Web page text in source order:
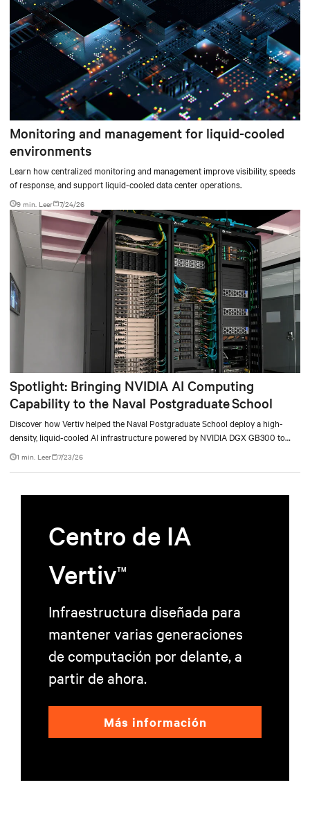
Monitoring and management for liquid-cooled
environments
Learn how centralized monitoring and management improve visibility, speeds
of response, and support liquid-cooled data center operations.
9 min. Leer 7/24/26
Spotlight: Bringing NVIDIA AI Computing
Capability to the Naval Postgraduate School
Discover how Vertiv helped the Naval Postgraduate School deploy a high-
density, liquid-cooled AI infrastructure powered by NVIDIA DGX GB300 to
accelerate AI research, education, and mission-critical innovation.
1 min. Leer 7/23/26
Centro de IA
VertivTM
Infraestructura diseñada para
mantener varias generaciones
de computación por delante, a
partir de ahora.
Más información